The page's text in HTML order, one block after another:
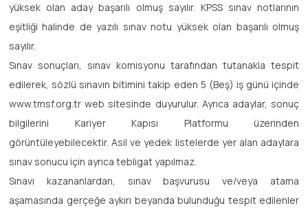
yüksek olan aday başarılı olmuş sayılır. KPSS sınav notlarının
eşitliği halinde de yazılı sınav notu yüksek olan başarılı olmuş
sayılır.
Sınav sonuçları, sınav komisyonu tarafından tutanakla tespit
edilerek, sözlü sınavın bitimini takip eden 5 (Beş) iş günü içinde
www.tmsf.org.tr web sitesinde duyurulur. Ayrıca adaylar, sonuç
bilgilerini Kariyer Kapısı Platformu üzerinden
görüntüleyebilecektir. Asil ve yedek listelerde yer alan adaylara
sınav sonucu için ayrıca tebligat yapılmaz.
Sınavı kazananlardan, sınav başvurusu ve/veya atama
aşamasında gerçeğe aykırı beyanda bulunduğu tespit edilenler